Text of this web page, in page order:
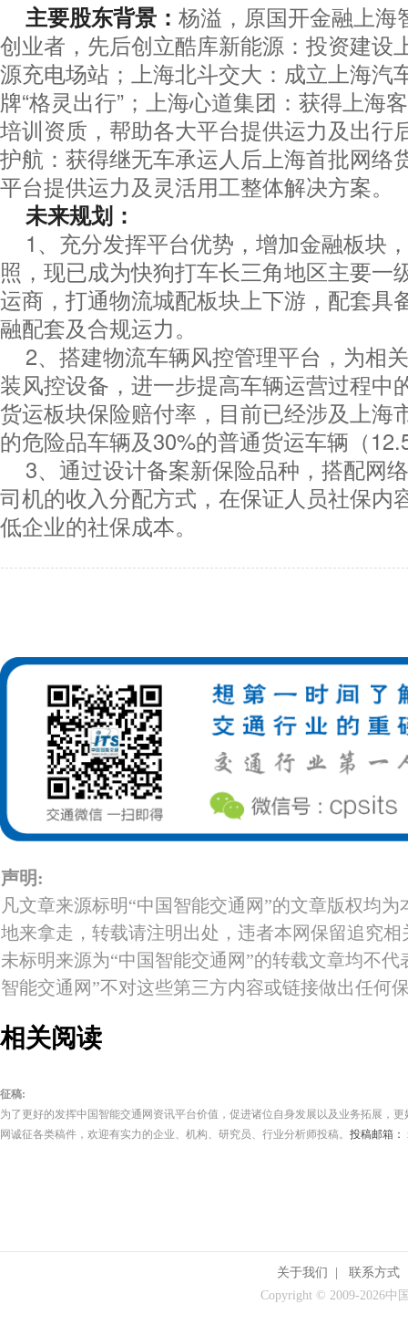
主要股东背景： 杨溢，原国开金融上海
创业者，先后创立酷库新能源：投资建设
源充电场站；上海北斗交大：成立上海汽
牌“格灵出行”；上海心道集团：获得上海
培训资质，帮助各大平台提供运力及出行
护航：获得继无车承运人后上海首批网络
平台提供运力及灵活用工整体解决方案。
未来规划：
1、充分发挥平台优势，增加金融板块
照，现已成为快狗打车长三角地区主要一
运商，打通物流城配板块上下游，配套具
融配套及合规运力。
2、搭建物流车辆风控管理平台，为相
装风控设备，进一步提高车辆运营过程中
货运板块保险赔付率，目前已经涉及上海
的危险品车辆及30%的普通货运车辆（
3、通过设计备案新保险品种，搭配网
司机的收入分配方式，在保证人员社保内
低企业的社保成本。
声明:
凡文章来源标明“中国智能交通网”的文章版权均
地来拿走，转载请注明出处，违者本网保留追究
未标明来源为“中国智能交通网”的转载文章均不
智能交通网”不对这些第三方内容或链接做出任何
相关阅读
征稿:
为了更好的发挥中国智能交通网资讯平台价值，促进诸位自身发展以及业务拓展，
网诚征各类稿件，欢迎有实力的企业、机构、研究员、行业分析师投稿。 投稿邮箱：
关于我们 |联系方式
Copyright © 2009-2026中